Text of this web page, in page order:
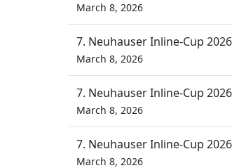
March 8, 2026
7. Neuhauser Inline-Cup
March 8, 2026
7. Neuhauser Inline-Cup
March 8, 2026
7. Neuhauser Inline-Cup
March 8, 2026